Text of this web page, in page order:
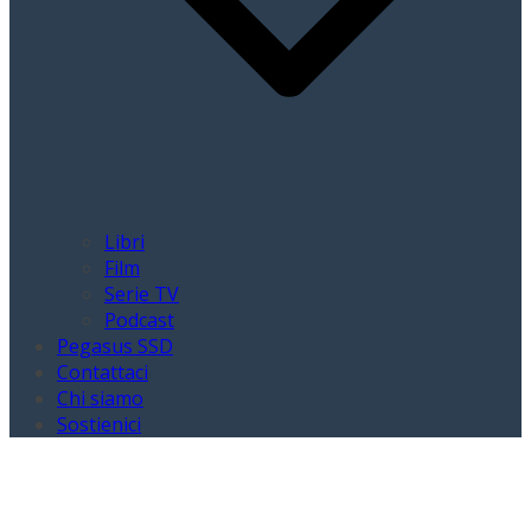
Libri
Film
Serie TV
Podcast
Pegasus SSD
Contattaci
Chi siamo
Sostienici